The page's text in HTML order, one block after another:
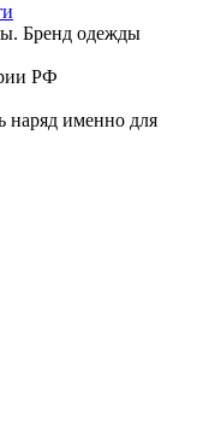
Бренд одежды
РФ
именно для